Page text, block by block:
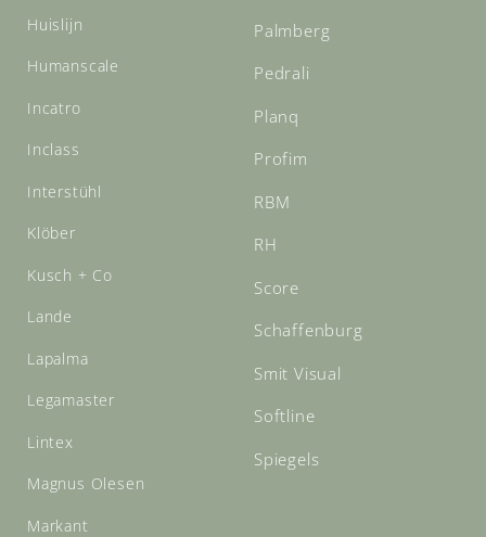
Huislijn
Humanscale
Incatro
Inclass
Interstühl
Klöber
Kusch + Co
Lande
Lapalma
Legamaster
Lintex
Magnus Olesen
Markant
Palmberg
Pedrali
Planq
Profim
RBM
RH
Score
Schaffenburg
Smit Visual
Softline
Spiegels